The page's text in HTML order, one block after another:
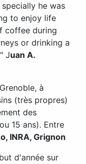
he was
to enjoy life
coffee during
or drinking a
Juan A.
à
(très propres)
des
15 ans). Entre
INRA, Grignon
d'année sur